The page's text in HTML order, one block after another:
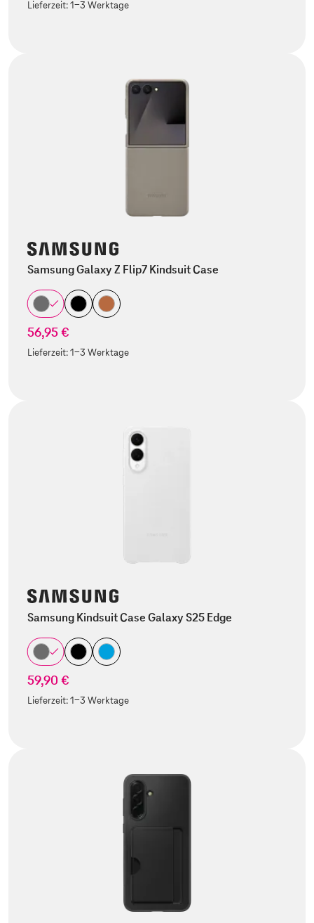
Lieferzeit:1-3 Werktage
Samsung Galaxy Z Flip7 Kindsuit Case
56,95 €
Lieferzeit:1-3 Werktage
Samsung Kindsuit Case Galaxy S25 Edge
59,90 €
Lieferzeit:1-3 Werktage